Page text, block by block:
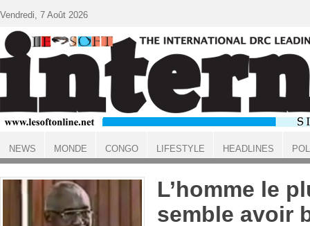
ACCUEIL
L’homme le
semble avoir
Vendredi, 7 Août 2026
NEWS MONDE CONGO LIFESTYLE HEADLINES